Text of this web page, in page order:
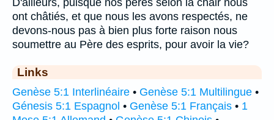
D'ailleurs, puisque nos pères selon la chair nous
ont châtiés, et que nous les avons respectés, ne
devons-nous pas à bien plus forte raison nous
soumettre au Père des esprits, pour avoir la vie?
Links
Genèse 5:1 Interlinéaire • Genèse 5:1 Multilingue •
Génesis 5:1 Espagnol • Genèse 5:1 Français • 1